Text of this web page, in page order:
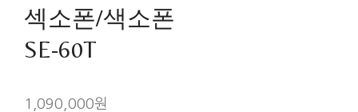
섹소폰/색소폰
SE-60T
1,090,000원